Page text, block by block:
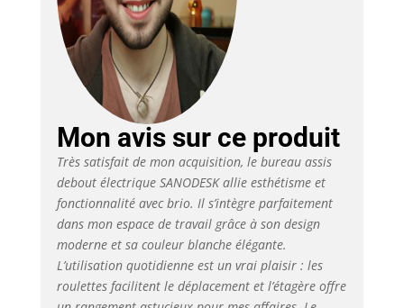
Personnalisez votre
position de travail ou
de repos avec la
hauteur réglable allant
de 73CM à 118CM.
Que vous préfériez
travailler debout ou
assis, ce bureau
s'adapte à vos besoins,
favorisant le confort et
la productivité tout au
long de la journée.
SOLIDE ET FIABLE -
Avec sa construction
solide et une capacité
de charge de 60 kg, ce
Mon avis sur ce produit
Très satisfait de mon acquisition, le bureau assis
debout électrique SANODESK allie esthétisme et
fonctionnalité avec brio. Il s’intègre parfaitement
dans mon espace de travail grâce à son design
moderne et sa couleur blanche élégante.
L’utilisation quotidienne est un vrai plaisir : les
roulettes facilitent le déplacement et l’étagère offre